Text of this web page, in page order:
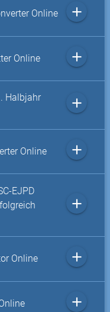
Online add
Online add
Halbjahr
add
Online add
EJPD
add
Online add
add